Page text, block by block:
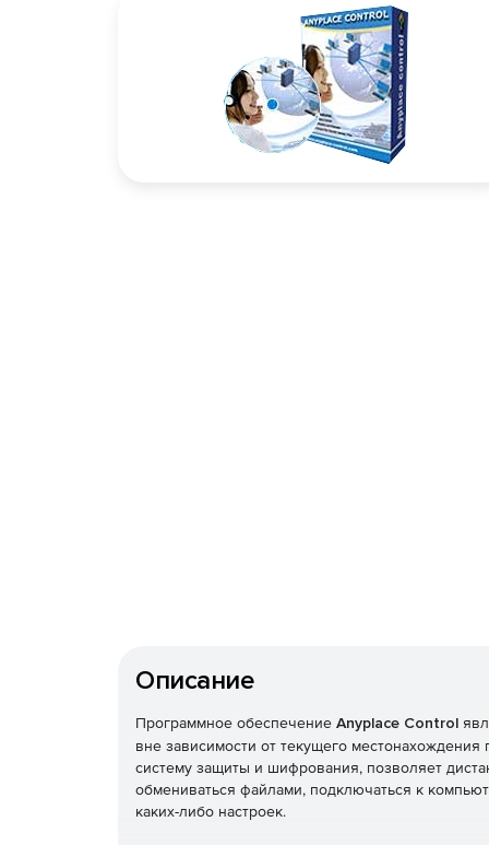
Описание
Программное обеспечение Anyplace Control
вне зависимости от текущего
систему защиты и шифрования, позволяет
обмениваться файлами, подключаться к
каких-либо настроек.